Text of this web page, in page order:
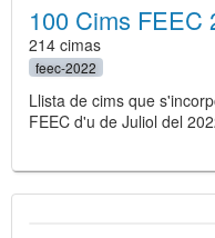
100 Cims FEEC
214 cimas
feec-2022
Llista de cims que
FEEC d'u de Juliol del